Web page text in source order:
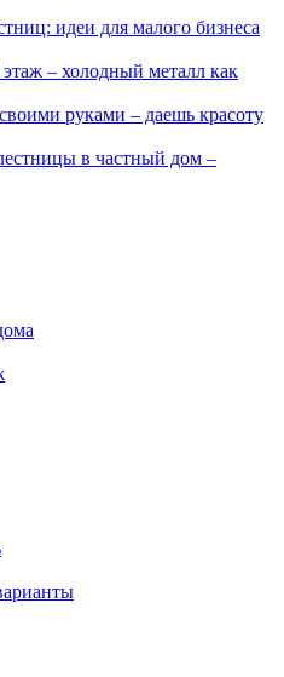
идеи для малого бизнеса
– холодный металл как
руками – даешь красоту
в частный дом –